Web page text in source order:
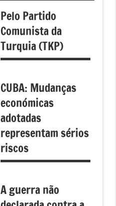
Pelo Partido
Comunista da
Turquia (TKP)
CUBA: Mudanças
económicas
adotadas
representam sérios
riscos
A guerra não